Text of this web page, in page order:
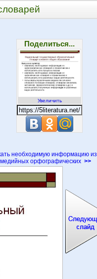
Поделиться...
Увеличить
необходимую информацию из
орфографических >>